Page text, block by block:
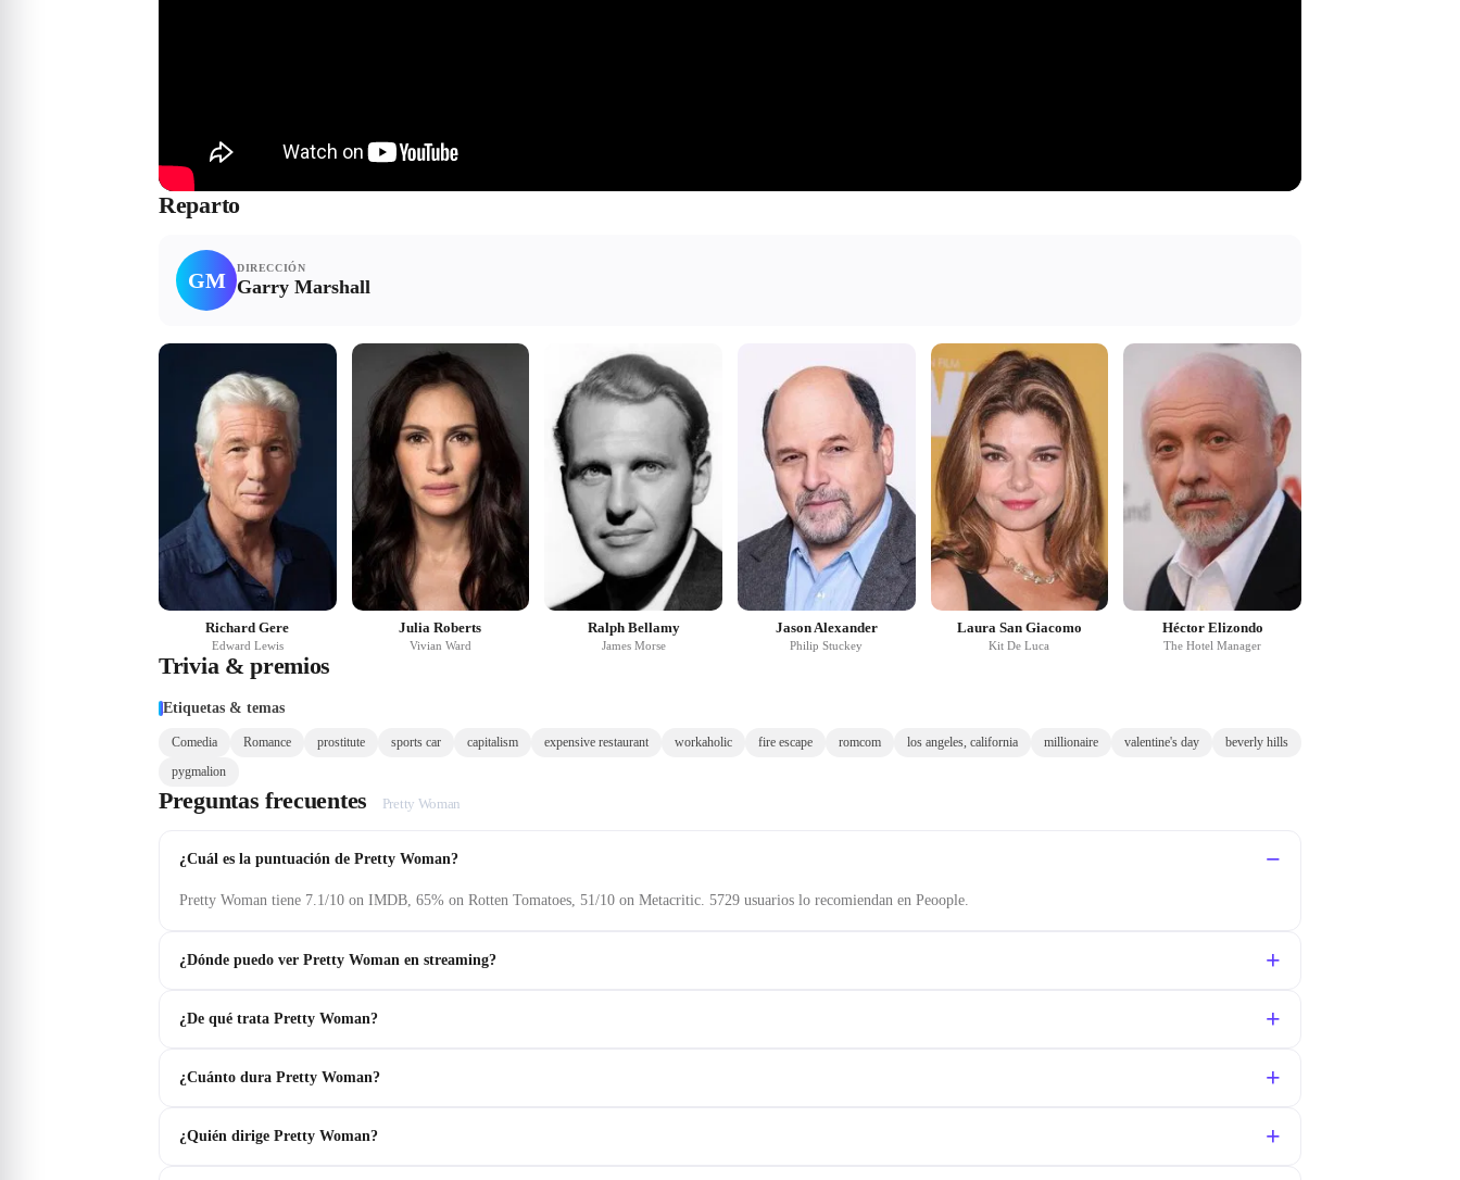
Reparto
GM DIRECCIÓN
Garry Marshall
Richard Gere
Edward Lewis
Julia Roberts
Vivian Ward
Ralph Bellamy
James Morse
Jason Alexander
Philip Stuckey
Laura San Giacomo
Kit De Luca
Héctor Elizondo
The Hotel Manager
Trivia & premios
Etiquetas & temas
Comedia Romance prostitute sports car capitalism expensive restaurant workaholic fire escape romcom los angeles, california millionaire valentine's day
beverly hills
pygmalion
Preguntas frecuentes Pretty Woman
¿Cuál es la puntuación de Pretty Woman?
Pretty Woman tiene 7.1/10 on IMDB, 65% on Rotten Tomatoes, 51/10 on Metacritic. 5729 usuarios lo recomiendan en Peoople.
¿Dónde puedo ver Pretty Woman en streaming?
¿De qué trata Pretty Woman?
¿Cuánto dura Pretty Woman?
¿Quién dirige Pretty Woman?